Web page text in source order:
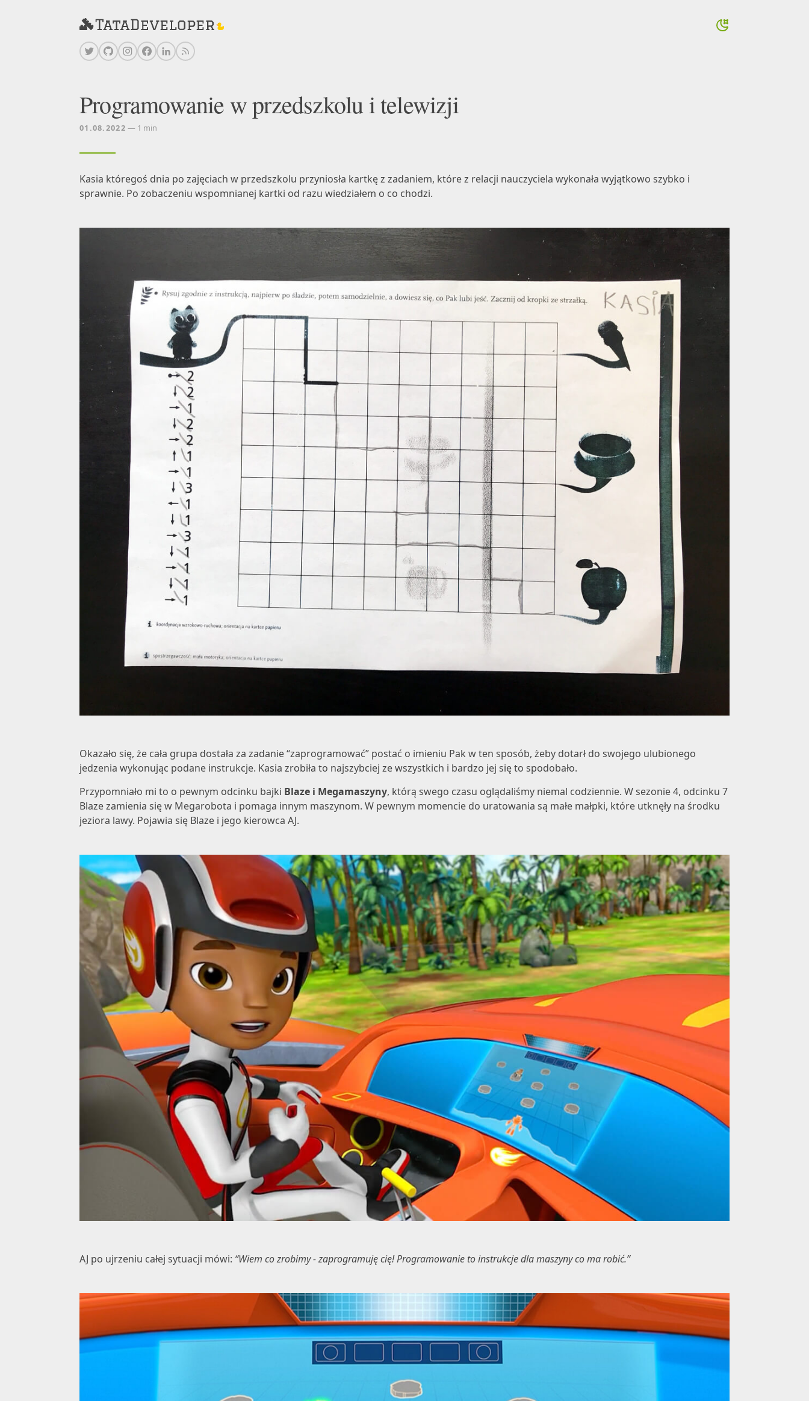
Programowanie w przedszkolu i telewizji
01.08.2022 — 1 min
Kasia któregoś dnia po zajęciach w przedszkolu przyniosła kartkę z zadaniem, które z relacji nauczyciela wykonała wyjątkowo szybko i
sprawnie. Po zobaczeniu wspomnianej kartki od razu wiedziałem o co chodzi.
Okazało się, że cała grupa dostała za zadanie “zaprogramować” postać o imieniu Pak w ten sposób, żeby dotarł do swojego ulubionego
jedzenia wykonując podane instrukcje. Kasia zrobiła to najszybciej ze wszystkich i bardzo jej się to spodobało.
Przypomniało mi to o pewnym odcinku bajki Blaze i Megamaszyny, którą swego czasu oglądaliśmy niemal codziennie. W sezonie 4, odcinku 7
Blaze zamienia się w Megarobota i pomaga innym maszynom. W pewnym momencie do uratowania są małe małpki, które utknęły na środku
jeziora lawy. Pojawia się Blaze i jego kierowca AJ.
AJ po ujrzeniu całej sytuacji mówi: “Wiem co zrobimy - zaprogramuję cię! Programowanie to instrukcje dla maszyny co ma robić.”